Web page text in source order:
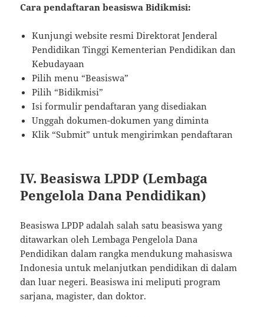
Cara pendaftaran beasiswa Bidikmisi:
Kunjungi website resmi Direktorat Jenderal
Pendidikan Tinggi Kementerian Pendidikan dan
Kebudayaan
Pilih menu “Beasiswa”
Pilih “Bidikmisi”
Isi formulir pendaftaran yang disediakan
Unggah dokumen-dokumen yang diminta
Klik “Submit” untuk mengirimkan pendaftaran
IV. Beasiswa LPDP (Lembaga
Pengelola Dana Pendidikan)
Beasiswa LPDP adalah salah satu beasiswa yang
ditawarkan oleh Lembaga Pengelola Dana
Pendidikan dalam rangka mendukung mahasiswa
Indonesia untuk melanjutkan pendidikan di dalam
dan luar negeri. Beasiswa ini meliputi program
sarjana, magister, dan doktor.